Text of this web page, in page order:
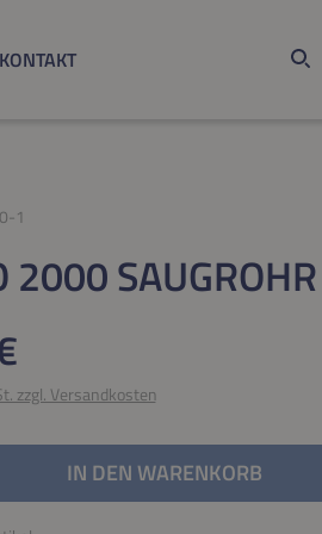
KONTAKT
1
2000 SAUGROHR
zzgl. Versandkosten
Gib den
IN DEN WARENKORB